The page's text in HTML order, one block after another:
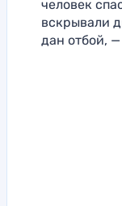
человек
вскрывали
дан отбой,